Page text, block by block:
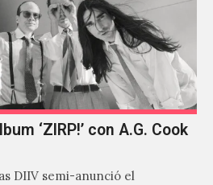
‘ZIRP!’ con A.G. Cook
DIIV semi-anunció el